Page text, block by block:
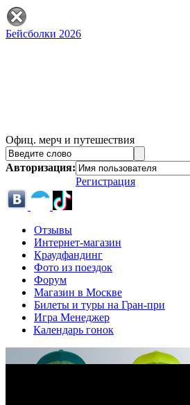
Бейсболки 2026
Офиц. мерч и путешествия
Авторизация:
Регистрация
Отзывы
Интернет-магазин
Краудфандинг
Фото из поездок
Форум
Магазин в Москве
Билеты и туры на Гран-при
Игра Менеджер
Календарь гонок